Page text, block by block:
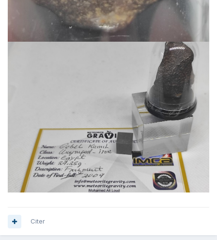
Citer